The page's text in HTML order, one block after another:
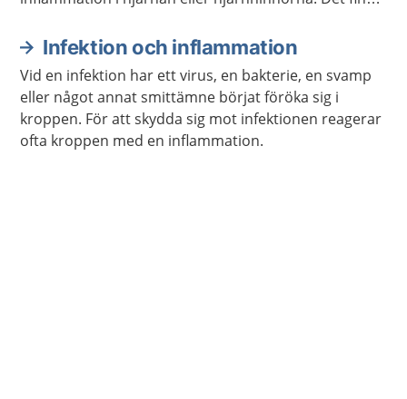
Infektion och inflammation
Vid en infektion har ett virus, en bakterie, en svamp
eller något annat smittämne börjat föröka sig i
kroppen. För att skydda sig mot infektionen reagerar
ofta kroppen med en inflammation.